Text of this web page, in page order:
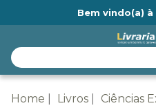
Bem vindo(a)
Home Livros Ciências